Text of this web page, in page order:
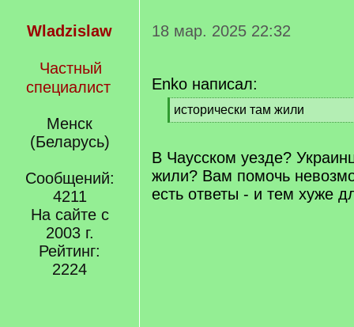
Wladzislaw
Частный
специалист
Менск
(Беларусь)
Сообщений:
4211
На сайте с
2003 г.
Рейтинг:
2224
18 мар. 2025 22:32
Enko написал:
[
q
исторически там жили
[
q
]
В Чаусском уезде?
жили? Вам помочь
есть ответы - и тем хуже